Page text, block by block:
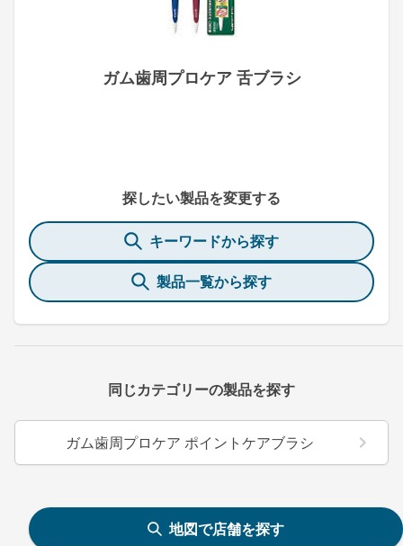
ガム歯周プロケア 舌ブラシ
探したい製品を変更する
キーワードから探す
製品一覧から探す
同じカテゴリーの製品を探す
ガム歯周プロケア ポイントケアブラシ
地図で店舗を探す